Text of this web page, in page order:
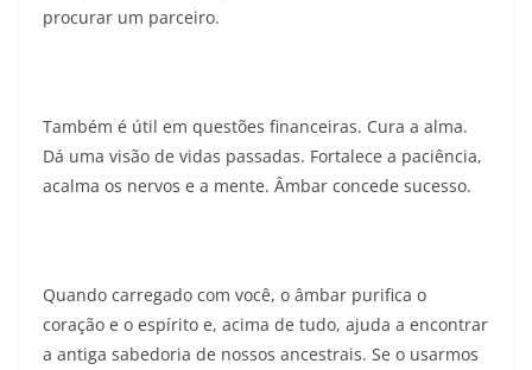
procurar um parceiro.
Também é útil em questões financeiras. Cura a alma.
Dá uma visão de vidas passadas. Fortalece a paciência,
acalma os nervos e a mente. Âmbar concede sucesso.
Quando carregado com você, o âmbar purifica o
coração e o espírito e, acima de tudo, ajuda a encontrar
a antiga sabedoria de nossos ancestrais. Se o usarmos